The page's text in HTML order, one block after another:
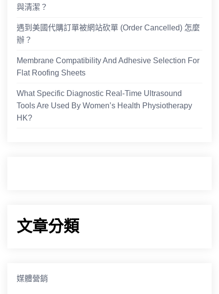
與清潔？
遇到美國代購訂單被網站砍單 (Order Cancelled) 怎麼
辦？
Membrane Compatibility And Adhesive Selection For
Flat Roofing Sheets
What Specific Diagnostic Real-Time Ultrasound
Tools Are Used By Women’s Health Physiotherapy
HK?
文章分類
媒體營銷